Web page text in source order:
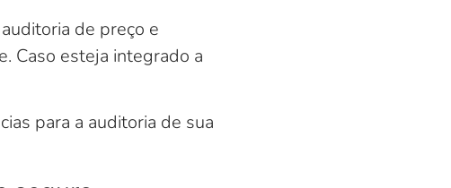
de preço e
Caso esteja integrado a
para a auditoria de sua